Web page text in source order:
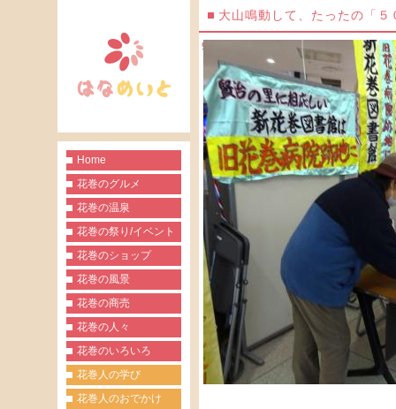
Home
花巻のグルメ
花巻の温泉
花巻の祭り/イベント
花巻のショップ
花巻の風景
花巻の商売
花巻の人々
花巻のいろいろ
花巻人の学び
花巻人のおでかけ
大山鳴動して、たったの「
９，７ ４５筆…注目の新図書館
「チョットだけヨ」！！？？